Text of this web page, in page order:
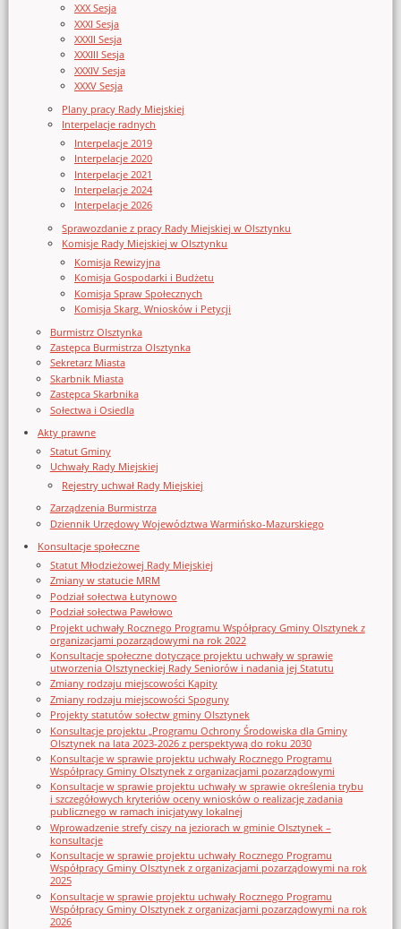
XXX Sesja
XXXI Sesja
XXXII Sesja
XXXIII Sesja
XXXIV Sesja
XXXV Sesja
Plany pracy Rady Miejskiej
Interpelacje radnych
Interpelacje 2019
Interpelacje 2020
Interpelacje 2021
Interpelacje 2024
Interpelacje 2026
Sprawozdanie z pracy Rady Miejskiej w Olsztynku
Komisje Rady Miejskiej w Olsztynku
Komisja Rewizyjna
Komisja Gospodarki i Budżetu
Komisja Spraw Społecznych
Komisja Skarg, Wniosków i Petycji
Burmistrz Olsztynka
Zastępca Burmistrza Olsztynka
Sekretarz Miasta
Skarbnik Miasta
Zastępca Skarbnika
Sołectwa i Osiedla
Akty prawne
Statut Gminy
Uchwały Rady Miejskiej
Rejestry uchwał Rady Miejskiej
Zarządzenia Burmistrza
Dziennik Urzędowy Województwa Warmińsko-Mazurskiego
Konsultacje społeczne
Statut Młodzieżowej Rady Miejskiej
Zmiany w statucie MRM
Podział sołectwa Łutynowo
Podział sołectwa Pawłowo
Projekt uchwały Rocznego Programu Współpracy Gminy Olsztynek z
organizacjami pozarządowymi na rok 2022
Konsultacje społeczne dotyczące projektu uchwały w sprawie
utworzenia Olsztyneckiej Rady Seniorów i nadania jej Statutu
Zmiany rodzaju miejscowości Kąpity
Zmiany rodzaju miejscowości Spoguny
Projekty statutów sołectw gminy Olsztynek
Konsultacje projektu „Programu Ochrony Środowiska dla Gminy
Olsztynek na lata 2023-2026 z perspektywą do roku 2030
Konsultacje w sprawie projektu uchwały Rocznego Programu
Współpracy Gminy Olsztynek z organizacjami pozarządowymi
Konsultacje w sprawie projektu uchwały w sprawie określenia trybu
i szczegółowych kryteriów oceny wniosków o realizację zadania
publicznego w ramach inicjatywy lokalnej
Wprowadzenie strefy ciszy na jeziorach w gminie Olsztynek –
konsultacje
Konsultacje w sprawie projektu uchwały Rocznego Programu
Współpracy Gminy Olsztynek z organizacjami pozarządowymi na rok
2025
Konsultacje w sprawie projektu uchwały Rocznego Programu
Współpracy Gminy Olsztynek z organizacjami pozarządowymi na rok
2026